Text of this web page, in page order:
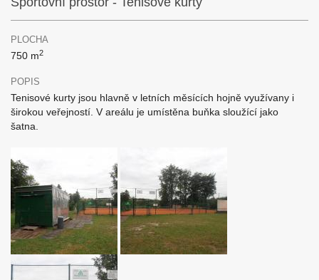
PLOCHA
750 m2
POPIS
Tenisové kurty jsou hlavně v letních měsících hojně využívany i
širokou veřejností. V areálu je umístěna buňka sloužící jako
šatna.